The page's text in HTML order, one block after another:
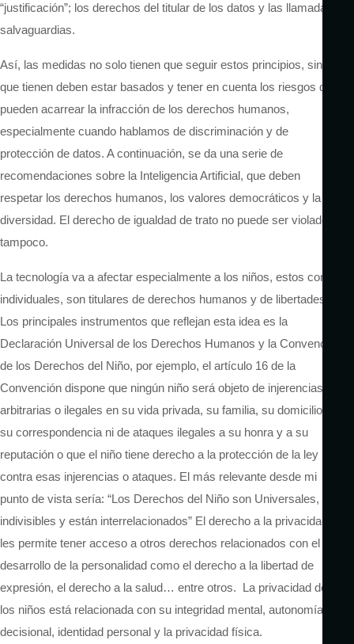
“justificación”; los derechos del titular de los datos y las llamadas
salvaguardias.
Así, las medidas no solo tienen que seguir estos principios, sino
que tienen deben estar basados y tener en cuenta los riesgos que
pueden acarrear la infracción de los derechos humanos,
especialmente cuando hablamos de discriminación y de
protección de datos. A continuación, se da una serie de
recomendaciones sobre la Inteligencia Artificial, que deben
respetar los derechos humanos, los valores democráticos y la
diversidad. El derecho de igualdad de trato no puede ser violado
tampoco.
La tecnología va a afectar especialmente a los niños, estos como
individuales, son titulares de derechos humanos y de libertades.
Los principales instrumentos que reflejan esta idea es la
Declaración Universal de los Derechos Humanos y la Convención
de los Derechos del Niño, por ejemplo, el artículo 16 de la
Convención dispone que ningún niño será objeto de injerencias
arbitrarias o ilegales en su vida privada, su familia, su domicilio o
su correspondencia ni de ataques ilegales a su honra y a su
reputación o que el niño tiene derecho a la protección de la ley
contra esas injerencias o ataques. El más relevante desde mi
punto de vista sería: “Los Derechos del Niño son Universales,
indivisibles y están interrelacionados” El derecho a la privacidad
les permite tener acceso a otros derechos relacionados con el
desarrollo de la personalidad como el derecho a la libertad de
expresión, el derecho a la salud… entre otros. La privacidad de
los niños está relacionada con su integridad mental, autonomía
decisional, identidad personal y la privacidad física.